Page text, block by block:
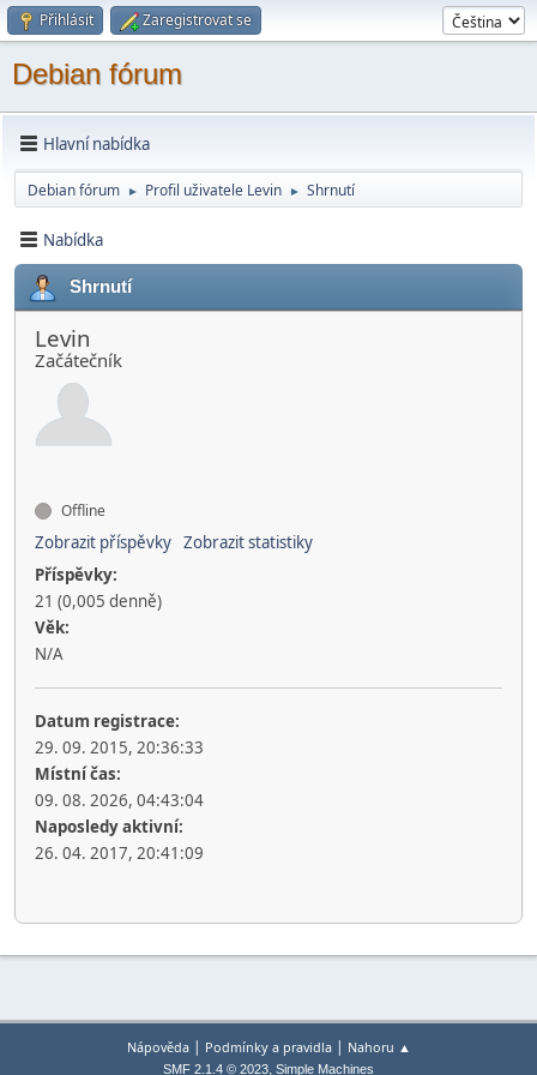
Přihlásit Zaregistrovat se
Debian fórum
Hlavní nabídka
Debian fórum ► Profil uživatele Levin ► Shrnutí
Nabídka
Shrnutí
Levin
Začátečník
Offline
Zobrazit příspěvky Zobrazit statistiky
Příspěvky:
21 (0,005 denně)
Věk:
N/A
Datum registrace:
29. 09. 2015, 20:36:33
Místní čas:
09. 08. 2026, 04:43:04
Naposledy aktivní:
26. 04. 2017, 20:41:09
Nápověda| Podmínky a pravidla| Nahoru ▲
SMF 2.1.4 © 2023, Simple Machines